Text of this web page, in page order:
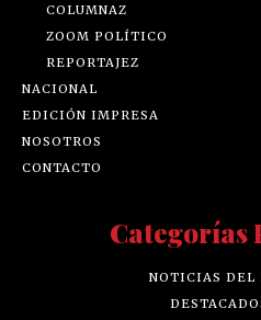
COLUMNAZ
ZOOM POLÍTICO
REPORTAJEZ
NACIONAL
EDICIÓN IMPRESA
NOSOTROS
CONTACTO
Categorías
NOTICIAS DEL